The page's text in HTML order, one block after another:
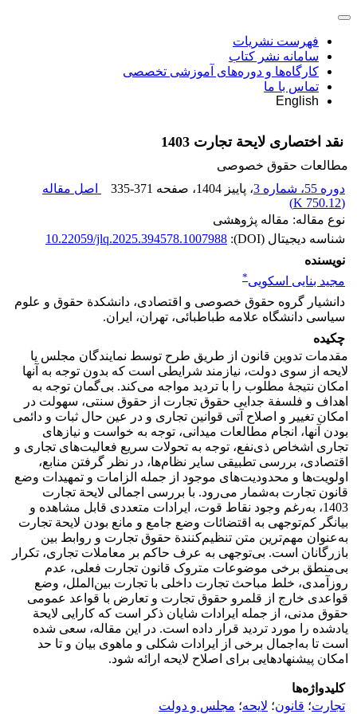
فهرست نشریات
سامانه نشر کتاب
کارگاه‌ها و دوره‌های آموزشی تخصصی
تماس با ما
English
نقد اختصاری لایحة تجارت 1403
مطالعات حقوق خصوصی
دوره 55، شماره 3
، پاییز 1404 ، صفحه 335-371
اصل مقاله
(
750.12 K
)
نوع مقاله: مقاله پژوهشی
شناسه دیجیتال (DOI):
10.22059/jlq.2025.394578.1007988
نویسنده
مجید بنایی اسکویی*
دانشیار گروه حقوق خصوصی و اقتصادی، دانشکدة حقوق و علوم
سیاسی دانشگاه علامه طباطبائی، تهران، ایران.
چکیده
مقدمات تدوین قانون از طریق طرح توسط نمایندگان مجلس یا
لایحه از سوی دولت، نیازمند شرایطی است که بدون توجه به آنها
امکان نتیجۀ مطلوب را با تردید مواجه می‌کند. بی‌گمان توجه به
اهداف و فلسفة جدایی حقوق تجارت از حقوق سنتی، سهولت در
امکان تغییر و اصلاح آتی قوانین تجاری و در عین حال ثبات و دائمی
بودن آنها، انجام مطالعات میدانی، توجه به خواست و نیازهای
تجاری اشخاص ذی‌نفع، توجه به تحولات سریع فعالیت‌های تجاری و
اقتصادی، بررسی تطبیقی سایر نظام‌ها، در نظر گرفتن منابع،
اولویت‌ها و محدودیت‌های موجود از جمله الزامات و تمهیدات وضع
قانون تجارت به‌شمار می‌رود. با بررسی اجمالی لایحة تجارت
1403، به‌رغم وجود نقاط قوت، ایرادات متعددی قابل مشاهده و
بیانگر کم‌توجهی به اقتضائات وضع جامع و مانع بودن لایحة تجارت
به‌عنوان مهم‌ترین متن تنظیم‌کنندة حقوق تجارت و روابط بین
بازرگانان است. بی‌توجهی به عرف حاکم بر معاملات تجاری، تکرار
بی‌منطق برخی موضوعات متروک قانون تجارت فعلی، عدم
روزآمدی، خلط مباحث تجارت داخلی با تجارت بین‌الملل، وضع
قواعدی خارج از قلمرو حقوق تجارت و تعارض با قواعد عمومی
حقوق مدنی، از جمله ایرادات شایان ذکر است که کارایی لایحة
یادشده را مورد تردید قرار داده است. در این مقاله، سعی شده
است تا به‌اجمال برخی از ایرادات شکلی و ماهوی بیان و تا حد
امکان پیشنهاد‌هایی برای اصلاح لایحه ارائه شود.
کلیدواژه‌ها
تجارت؛ قانون؛ لایحه؛ مجلس و دولت